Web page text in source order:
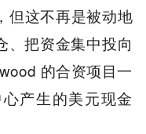
但这不再是被动地
、把资金集中投向
的合资项目一
产生的美元现金